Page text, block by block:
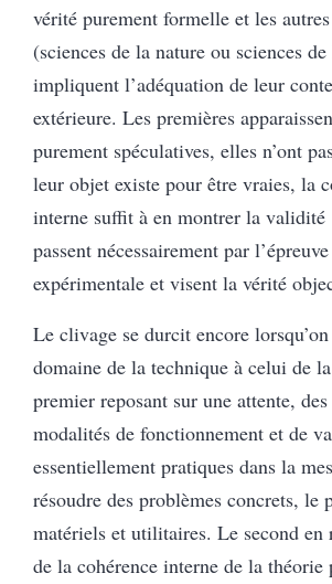
vérité purement formelle et les
(sciences de la nature ou sciences
impliquent l’adéquation de leur
extérieure. Les premières
purement spéculatives, elles n’ont
leur objet existe pour être vraies, la
interne suffit à en montrer la validité
passent nécessairement par
expérimentale et visent la vérité
Le clivage se durcit encore
domaine de la technique à celui de
premier reposant sur une attente,
modalités de fonctionnement et de
essentiellement pratiques dans la
résoudre des problèmes concrets, le
matériels et utilitaires. Le second en
de la cohérence interne de la théorie